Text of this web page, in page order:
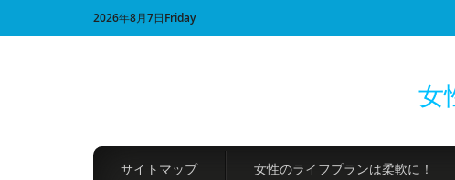
2026年8月7日Friday
女
サイトマップ 女性のライフプランは柔軟に！